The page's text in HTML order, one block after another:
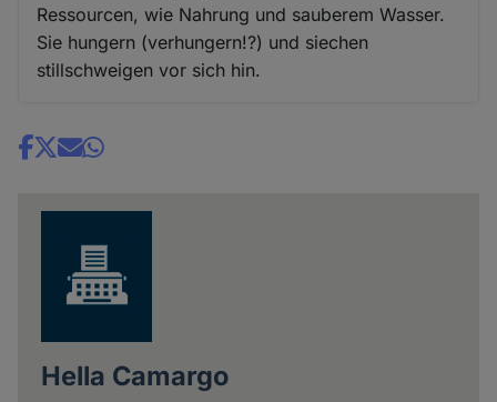
Ressourcen, wie Nahrung und sauberem Wasser.
Sie hungern (verhungern!?) und siechen
stillschweigen vor sich hin.
Share
Hella Camargo